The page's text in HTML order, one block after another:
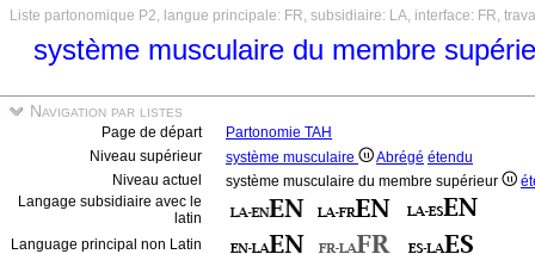
Liste partonomique P2, langue principale: FR, subsidiaire: LA, interface: FR,
système musculaire du membre
Navigation par listes
Page de départ
Partonomie TAH
Niveau supérieur
système musculaire Abrégé étendu
Niveau actuel
système musculaire du membre supérieur
Langage subsidiaire avec le
latin
Language principal non Latin